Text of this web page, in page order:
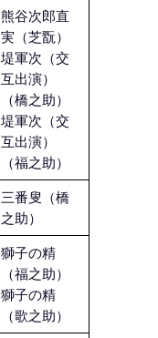
熊谷次郎直
実（芝翫）
堤軍次（交
互出演）
（橋之助）
堤軍次（交
互出演）
（福之助）
三番叟（橋
之助）
獅子の精
（福之助）
獅子の精
（歌之助）